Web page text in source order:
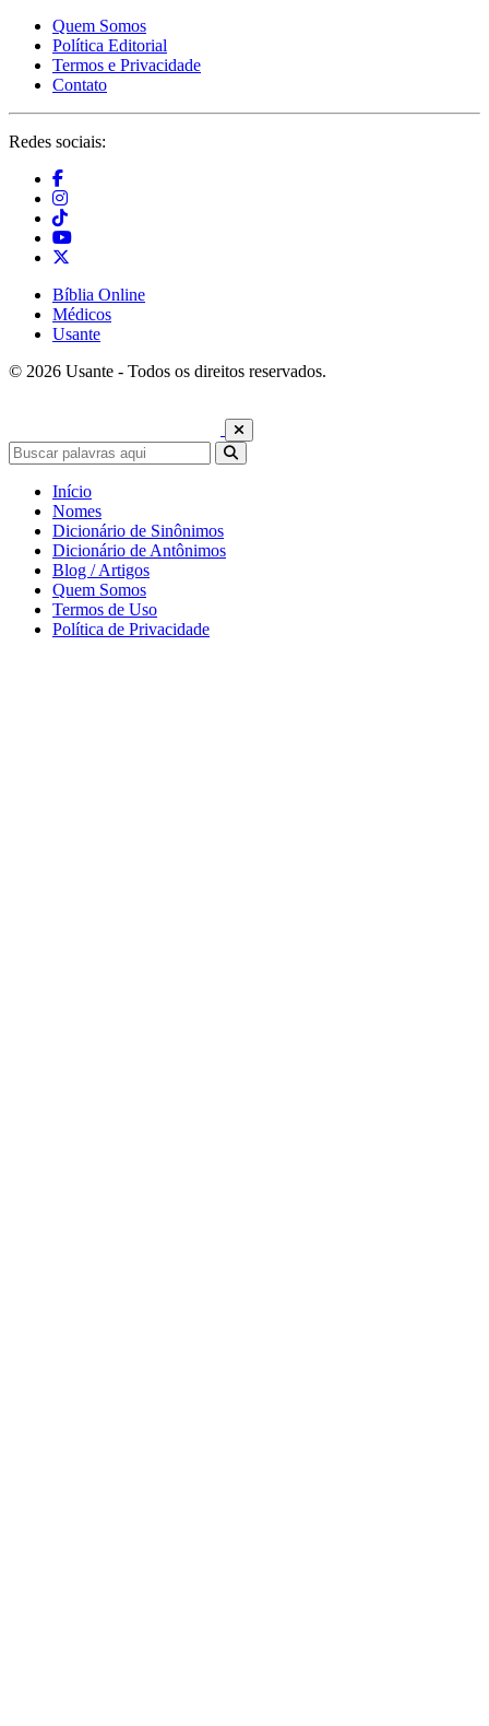
Quem Somos
Política Editorial
Termos e Privacidade
Contato
Redes sociais:
Bíblia Online
Médicos
Usante
© 2026 Usante - Todos os direitos reservados.
Início
Nomes
Dicionário de Sinônimos
Dicionário de Antônimos
Blog / Artigos
Quem Somos
Termos de Uso
Política de Privacidade